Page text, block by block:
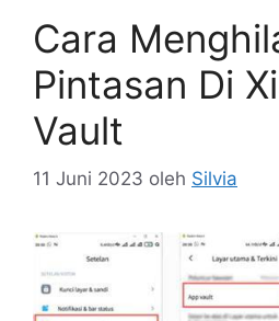
Cara
Pintasan Di
Vault
11 Juni 2023 oleh Silvia